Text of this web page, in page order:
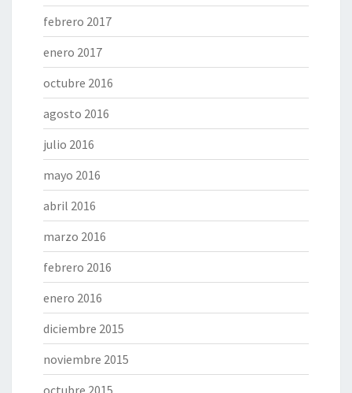
febrero 2017
enero 2017
octubre 2016
agosto 2016
julio 2016
mayo 2016
abril 2016
marzo 2016
febrero 2016
enero 2016
diciembre 2015
noviembre 2015